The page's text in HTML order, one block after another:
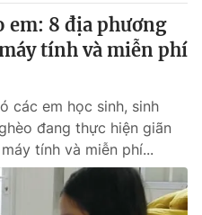
em: 8 địa phương
tính và miễn phí
các em học sinh, sinh
đang thực hiện giãn
tính và miễn phí...